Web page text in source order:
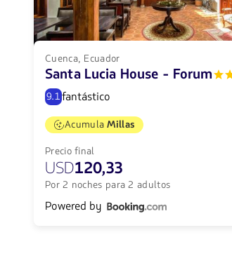
Cuenca, Ecuador
Santa Lucia House - Forum
9.1fantástico
AcumulaMillas
Precio final
USD120,33
Por 2 noches para 2 adultos
Powered by